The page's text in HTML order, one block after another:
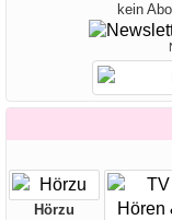
kein
Hörzu